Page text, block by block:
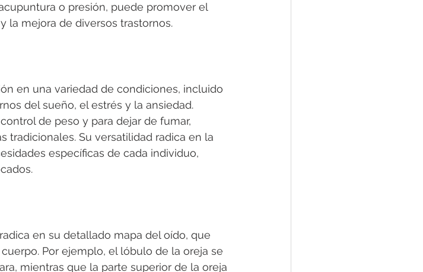
o presión, puede promover el
la mejora de diversos trastornos.
en una variedad de condiciones, incluido
del sueño, el estrés y la ansiedad.
de peso y para dejar de fumar,
Su versatilidad radica en la
específicas de cada individuo,
en su detallado mapa del oído, que
Por ejemplo, el lóbulo de la oreja se
mientras que la parte superior de la oreja